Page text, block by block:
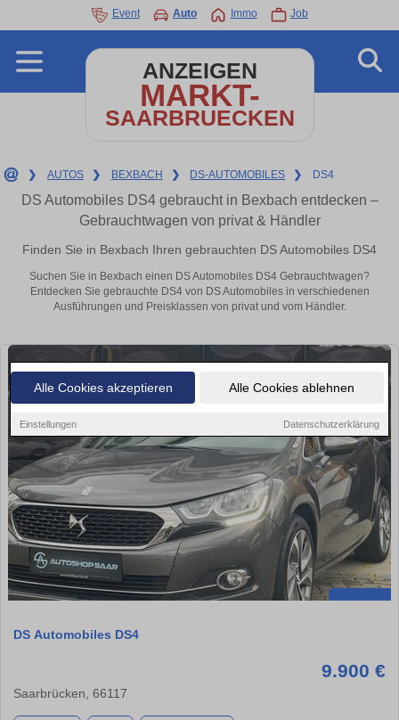
Alle Cookies akzeptieren Alle Cookies ablehnen
Einstellungen Datenschutzerklärung
Event Auto Immo Job
ANZEIGEN
MARKT-
SAARBRUECKEN
❯ AUTOS ❯ BEXBACH ❯ DS-AUTOMOBILES ❯ DS4
DS Automobiles DS4 gebraucht in Bexbach entdecken –
Gebrauchtwagen von privat & Händler
Finden Sie in Bexbach Ihren gebrauchten DS Automobiles DS4
Suchen Sie in Bexbach einen DS Automobiles DS4 Gebrauchtwagen?
Entdecken Sie gebrauchte DS4 von DS Automobiles in verschiedenen
Ausführungen und Preisklassen von privat und vom Händler.
DS Automobiles DS4
9.900 €
Saarbrücken, 66117